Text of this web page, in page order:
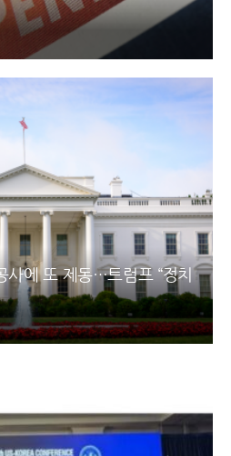
사에 또 제동…트럼프 “정치